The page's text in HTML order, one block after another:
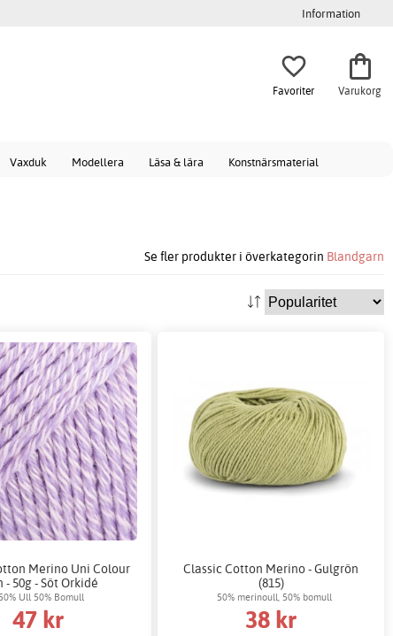
Information
Favoriter Varukorg
Vaxduk Modellera Läsa & lära Konstnärsmaterial
Se fler produkter i överkategorin Blandgarn
Merino Uni Colour
- 50g - Söt Orkidé
Ull 50% Bomull
47 kr
Classic Cotton Merino - Gulgrön
(815)
50% merinoull, 50% bomull
38 kr